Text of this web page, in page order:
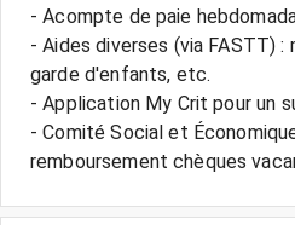
- Acompte de paie
- Aides diverses (via FASTT)
garde d'enfants, etc.
- Application My Crit pour un
- Comité Social et